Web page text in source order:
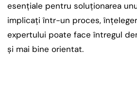
esențiale pentru soluționarea
implicați într-un proces,
expertului poate face întregul
și mai bine orientat.